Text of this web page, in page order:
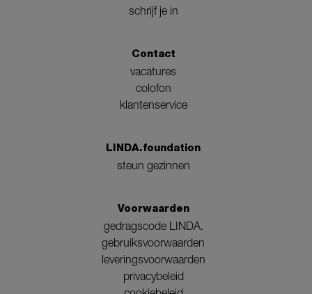
schrijf je in
Contact
vacatures
colofon
klantenservice
LINDA.foundation
steun gezinnen
Voorwaarden
gedragscode LINDA.
gebruiksvoorwaarden
leveringsvoorwaarden
privacybeleid